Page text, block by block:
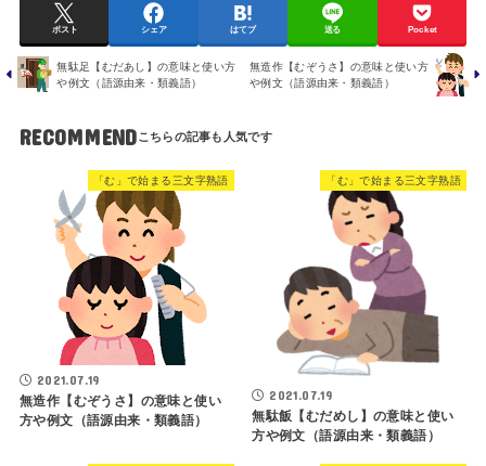
ポスト シェア はてブ 送る Pocket
無駄足【むだあし】の意味と使い方
や例文（語源由来・類義語）
無造作【むぞうさ】の意味と使い方
や例文（語源由来・類義語）
RECOMMEND
「む」で始まる三文字熟語
2021.07.19
無造作【むぞうさ】の意味と使い
方や例文（語源由来・類義語）
「む」で始まる三文字熟語
2021.07.19
無駄飯【むだめし】の意味と使い
方や例文（語源由来・類義語）